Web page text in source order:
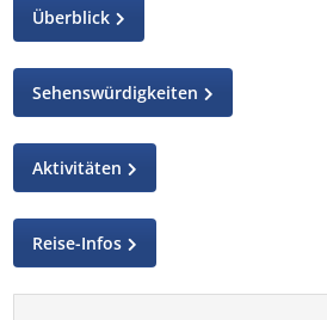
Überblick
Sehenswürdigkeiten
Aktivitäten
Reise-Infos